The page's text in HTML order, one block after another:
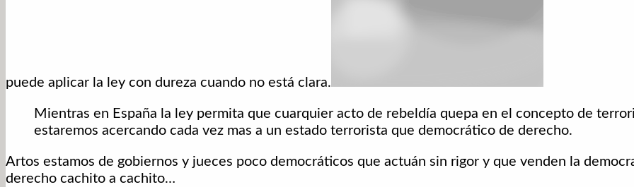
puede aplicar la ley con dureza cuando no está clara.
Mientras en España la ley permita que cuarquier acto de rebeldía quepa en el concepto de
estaremos acercando cada vez mas a un estado terrorista que democrático de derecho.
Artos estamos de gobiernos y jueces poco democráticos que actuán sin rigor y que venden la
derecho cachito a cachito…